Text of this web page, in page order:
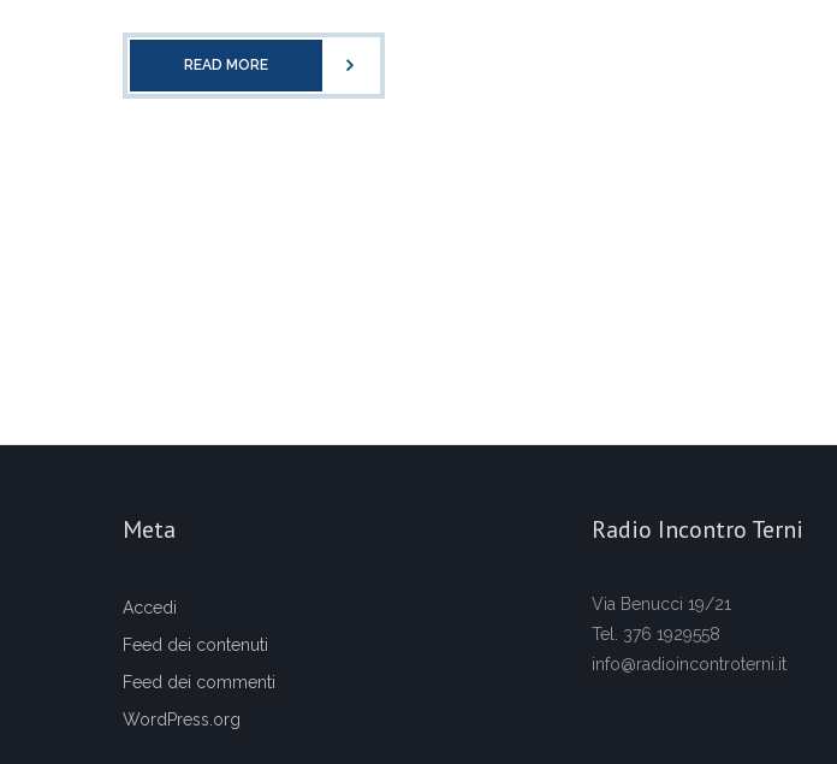
READ MORE
Meta
Accedi
Feed dei contenuti
Feed dei commenti
WordPress.org
Radio Incontro Terni
Via Benucci 19/21
Tel. 376 1929558
info@radioincontroterni.it